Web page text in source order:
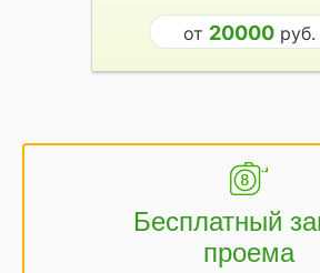
от 20000руб.
Бесплатный
проема